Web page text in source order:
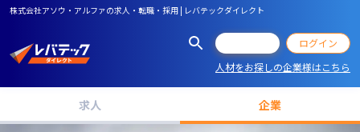
株式会社アソウ・アルファの求人・転職・採用 | レバテックダイレクト
ログイン
人材をお探しの企業様はこちら
求人 企業